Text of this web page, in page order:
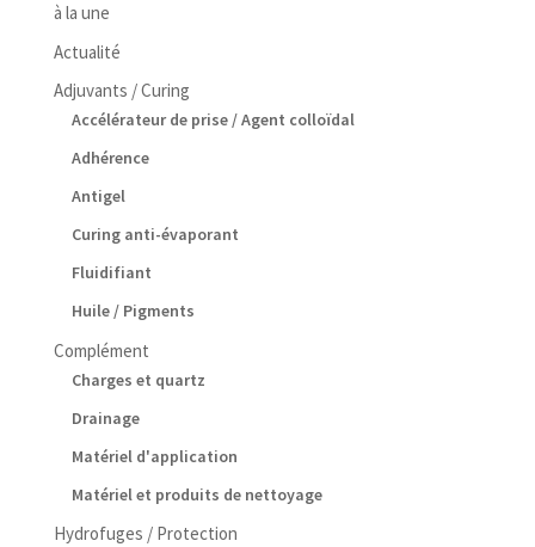
à la une
Actualité
Adjuvants / Curing
Accélérateur de prise / Agent colloïdal
Adhérence
Antigel
Curing anti-évaporant
Fluidifiant
Huile / Pigments
Complément
Charges et quartz
Drainage
Matériel d'application
Matériel et produits de nettoyage
Hydrofuges / Protection